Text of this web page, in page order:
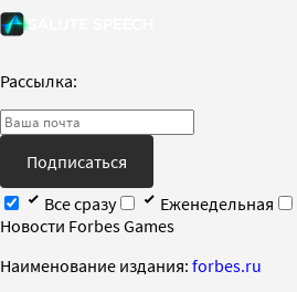
Рассылка:
Подписаться
Все сразу
Еженедельная
Новости Forbes Games
Наименование издания: forbes.ru